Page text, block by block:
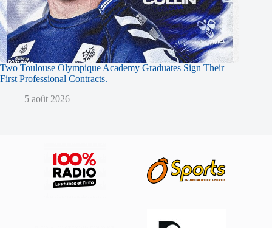
Two Toulouse Olympique Academy Graduates Sign Their
First Professional Contracts.
5 août 2026